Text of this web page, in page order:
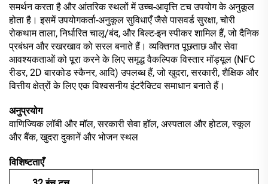
समर्थन करता है और आंतरिक स्थलों में उच्च-आवृत्ति टच उपयोग के अनुकूल
होता है। इसमें उपयोगकर्ता-अनुकूल सुविधाएँ जैसे पासवर्ड सुरक्षा, चोरी
रोकथाम ताला, निर्धारित चालू/बंद, और बिल्ट-इन स्पीकर शामिल हैं, जो दैनिक
प्रबंधन और रखरखाव को सरल बनाते हैं। व्यक्तिगत पूछताछ और सेवा
आवश्यकताओं को पूरा करने के लिए समृद्ध वैकल्पिक विस्तार मॉड्यूल (NFC
रीडर, 2D बारकोड स्कैनर, आदि) उपलब्ध हैं, जो खुदरा, सरकारी, शैक्षिक और
वित्तीय क्षेत्रों के लिए एक विश्वसनीय इंटरैक्टिव समाधान बनाते हैं।
अनुप्रयोग
वाणिज्यिक लॉबी और मॉल, सरकारी सेवा हॉल, अस्पताल और होटल, स्कूल
और बैंक, खुदरा दुकानें और भोजन स्थल
विशिष्टताएँ